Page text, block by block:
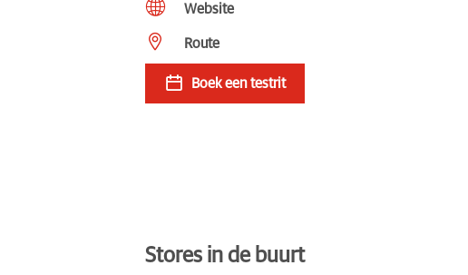
Website
Route
Boek een testrit
Stores in de buurt